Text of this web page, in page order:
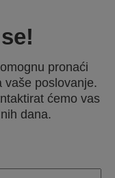
pronaći
vaše poslovanje.
ćemo vas
dana.